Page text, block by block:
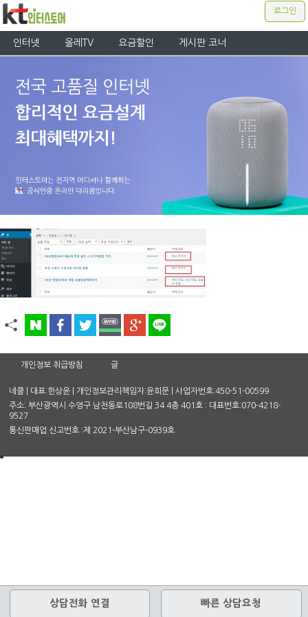
로그인
인터넷 올레TV 요금할인 게시판 코너
개인정보 취급방침 글
네클 | 대표:한상윤 | 개인정보관리책임자:윤희문 | 사업자번호:450-51-00599
주소: 부산광역시 수영구 남천동로108번길 34 4층 401호 : 대표번호:070-4218-
9527
통신판매업 신고번호 :제 2021-부산남구-0939호
상담전화 연결 빠른 상담요청